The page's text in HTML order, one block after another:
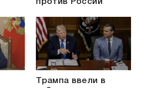
против России
Трампа ввели в